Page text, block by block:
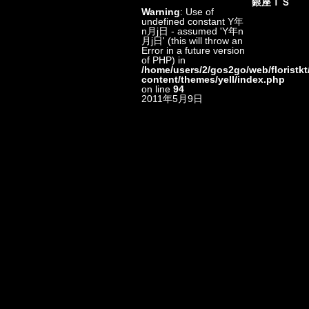
Warning: Use of
undefined constant Y年
n月j日 - assumed 'Y年n
月j日' (this will throw an
Error in a future version
of PHP) in
/home/users/2/gos2go/web/
content/themes/yell/index.php
on line 94
2011年5月9日